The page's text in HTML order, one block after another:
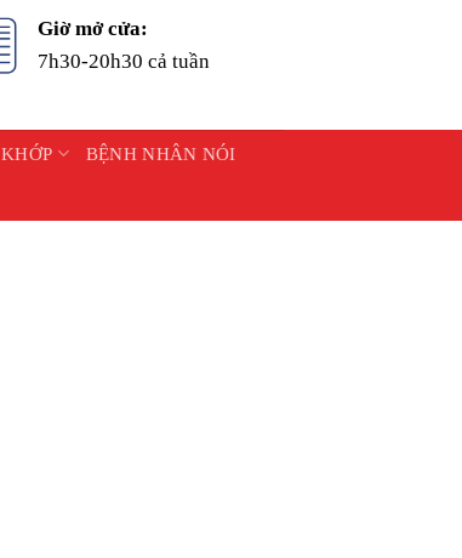
Giờ mở cửa:
7h30-20h30 cả tuần
BỆNH NHÂN NÓI